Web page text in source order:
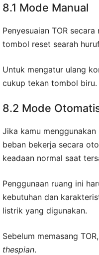
8.1 Mode Manual
Penyesuaian TOR
tombol reset searah
Untuk mengatur ulang
cukup tekan tombol biru.
8.2 Mode
Jika kamu
beban bekerja secara
keadaan normal saat
Penggunaan ruang ini
kebutuhan dan
listrik yang digunakan.
Sebelum memasang
thespian.